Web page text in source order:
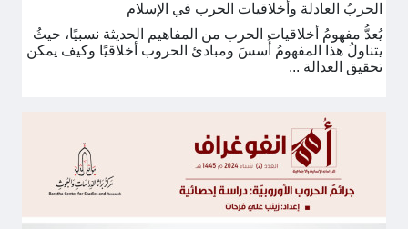
الحربُ العادلة وأخلاقيات الحرب في الإسلام
يُعدُّ مفهومُ أخلاقيات الحرب من المفاهيم الحديثة نسبيًا، حيثُ
يتناولُ هذا المفهومُ أُسسَ ومبادئ الحروب أخلاقيًا وكيف يمكن
تحقيق العدالة ...